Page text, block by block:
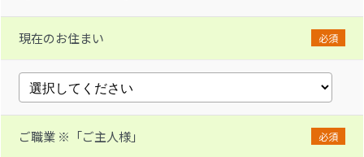
現在のお住まい 必須
ご職業 ※「ご主人様」 必須